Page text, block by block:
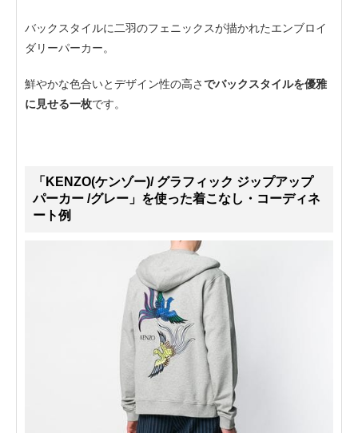
バックスタイルに二羽のフェニックスが描かれたエンブロイ
ダリーパーカー。
鮮やかな色合いとデザイン性の高さでバックスタイルを優雅
に見せる一枚です。
「KENZO(ケンゾー)/ グラフィック ジップアップ
パーカー /グレー」を使った着こなし・コーディネ
ート例